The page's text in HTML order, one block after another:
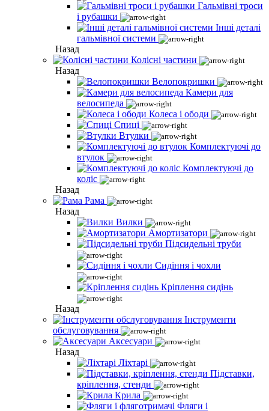
Гальмівні троси
і рубашки
Інші деталі
гальмівної системи
Назад
Колісні частини
Назад
Велопокришки
Камери для
велосипеда
Колеса і ободи
Спиці
Втулки
Комплектуючі до
втулок
Комплектуючі до
коліс
Назад
Рама
Назад
Вилки
Амортизатори
Підсидельні труби
Сидіння і чохли
Кріплення сидінь
Назад
Інструменти
обслуговування
Аксесуари
Назад
Ліхтарі
Підставки,
кріплення, стенди
Крила
Фляги і